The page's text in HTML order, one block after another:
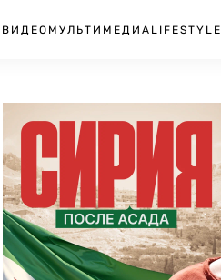
ВИДЕО МУЛЬТИМЕДИА LIFESTYLE